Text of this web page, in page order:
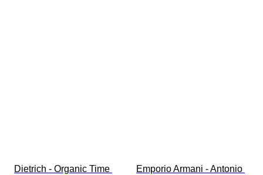
Dietrich - Organic Time
Emporio Armani - Antonio